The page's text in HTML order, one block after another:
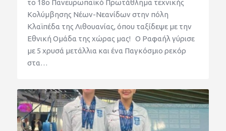
το 18ο Πανευρωπαϊκό Πρωτάθλημα τεχνικής
Κολύμβησης Νέων-Νεανίδων στην πόλη
Κλαϊπέδα της Λιθουανίας, όπου ταξίδεψε με την
Εθνική Ομάδα της χώρας μας! Ο Ραφαήλ γύρισε
με 5 χρυσά μετάλλια και ένα Παγκόσμιο ρεκόρ
στα…